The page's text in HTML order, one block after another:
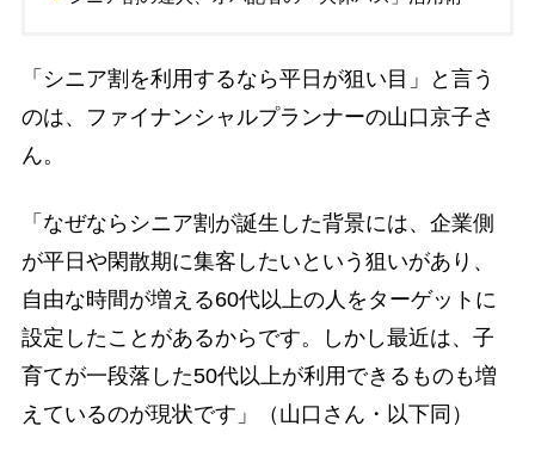
「シニア割を利用するなら平日が狙い目」と言う
のは、ファイナンシャルプランナーの山口京子さ
ん。
「なぜならシニア割が誕生した背景には、企業側
が平日や閑散期に集客したいという狙いがあり、
自由な時間が増える60代以上の人をターゲットに
設定したことがあるからです。しかし最近は、子
育てが一段落した50代以上が利用できるものも増
えているのが現状です」（山口さん・以下同）